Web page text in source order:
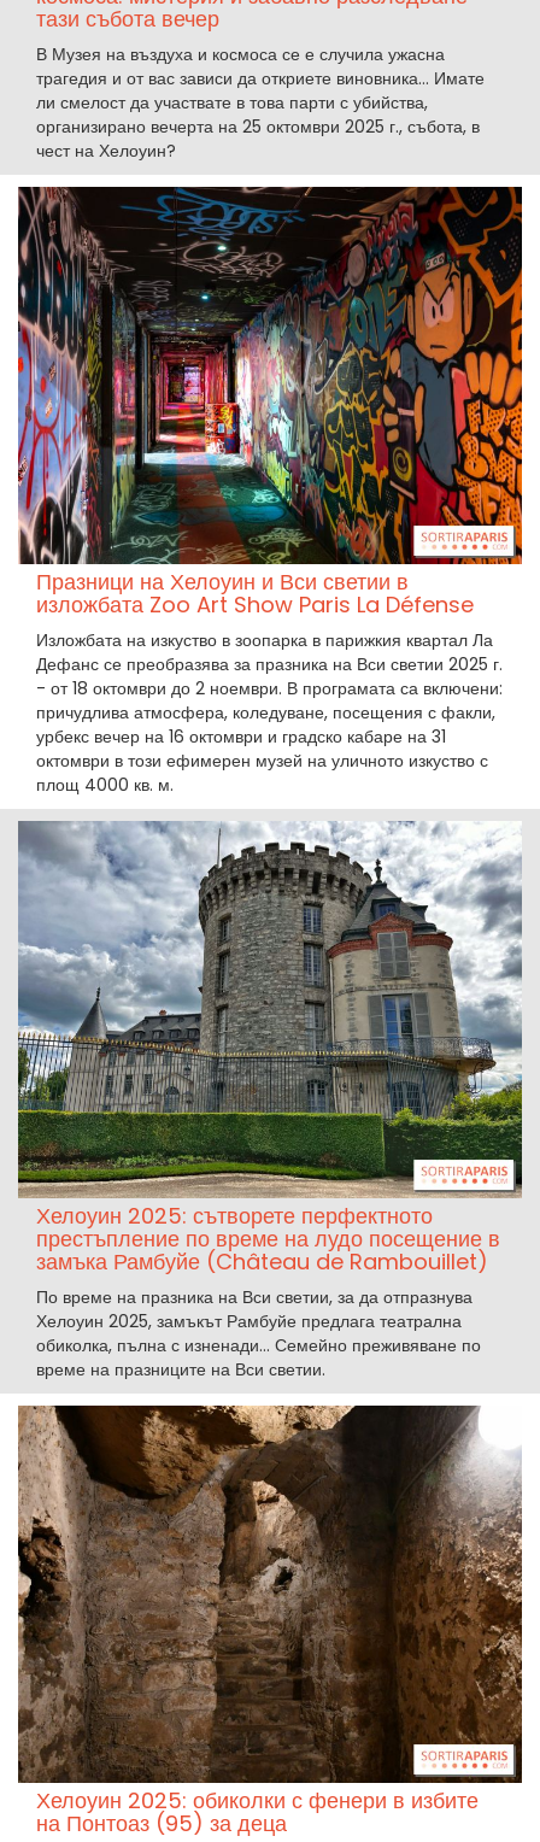
тази събота вечер
В Музея на въздуха и космоса се е случила ужасна
трагедия и от вас зависи да откриете виновника... Имате
ли смелост да участвате в това парти с убийства,
организирано вечерта на 25 октомври 2025 г., събота, в
чест на Хелоуин?
Празници на Хелоуин и Вси светии в
изложбата Zoo Art Show Paris La Défense
Изложбата на изкуство в зоопарка в парижкия квартал Ла
Дефанс се преобразява за празника на Вси светии 2025 г.
- от 18 октомври до 2 ноември. В програмата са включени:
причудлива атмосфера, коледуване, посещения с факли,
урбекс вечер на 16 октомври и градско кабаре на 31
октомври в този ефимерен музей на уличното изкуство с
площ 4000 кв. м.
Хелоуин 2025: сътворете перфектното
престъпление по време на лудо посещение в
замъка Рамбуйе (Château de Rambouillet)
По време на празника на Вси светии, за да отпразнува
Хелоуин 2025, замъкът Рамбуйе предлага театрална
обиколка, пълна с изненади... Семейно преживяване по
време на празниците на Вси светии.
Хелоуин 2025: обиколки с фенери в избите
на Понтоаз (95) за деца